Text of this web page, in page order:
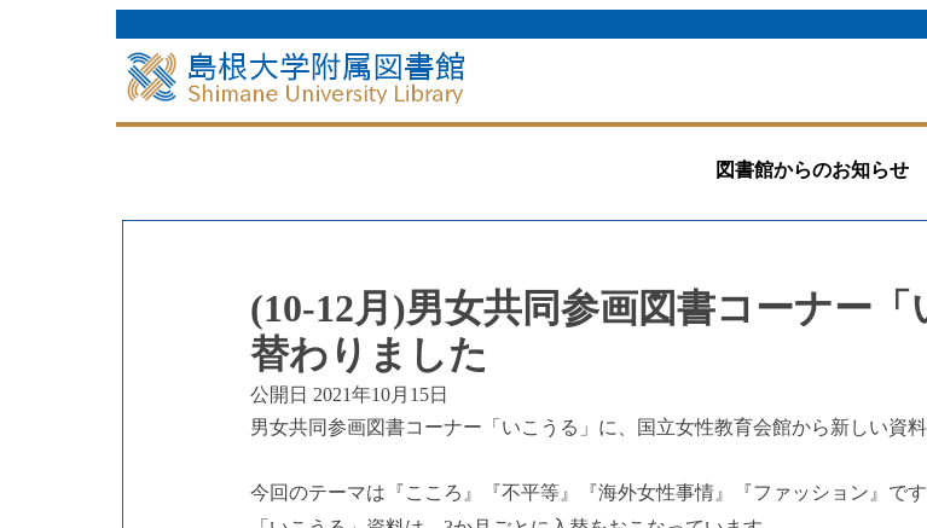
図書館からのお知らせ
(10-12月)男女共同参画図書コーナー
替わりました
公開日 2021年10月15日
男女共同参画図書コーナー「いこうる」に、国立女性教育会館から新しい資料
今回のテーマは 『こころ』『不平等』『海外女性事情』『ファッション』 です